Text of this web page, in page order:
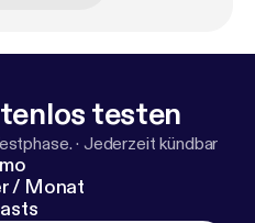
testen
· Jederzeit kündbar
/ Monat